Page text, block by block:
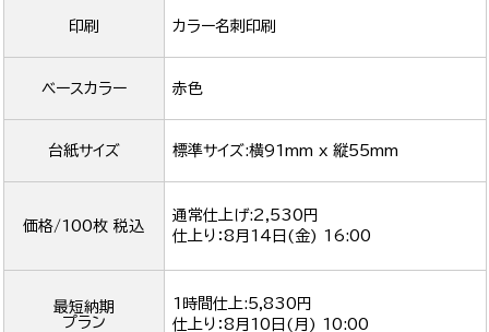
印刷 カラー名刺印刷
ベースカラー 赤色
台紙サイズ 標準サイズ:横91mm x 縦55mm
価格/100枚 税込
通常仕上げ:2,530円
仕上り：8月14日(金) 16:00
最短納期
プラン
1時間仕上:5,830円
仕上り：8月10日(月) 10:00